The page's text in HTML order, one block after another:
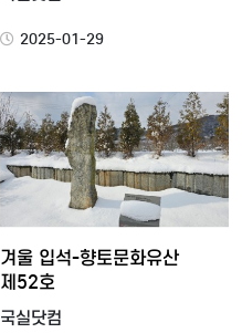
2025-01-29
겨울 입석-향토문화유산
제52호
국실닷컴